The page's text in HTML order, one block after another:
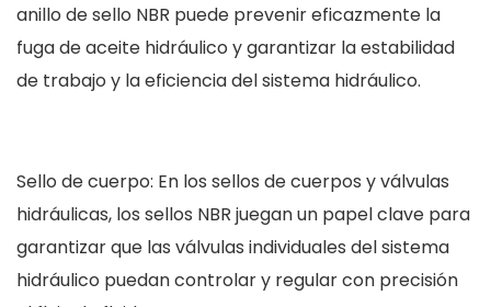
anillo de sello NBR puede prevenir eficazmente la
fuga de aceite hidráulico y garantizar la estabilidad
de trabajo y la eficiencia del sistema hidráulico.
Sello de cuerpo: En los sellos de cuerpos y válvulas
hidráulicas, los sellos NBR juegan un papel clave para
garantizar que las válvulas individuales del sistema
hidráulico puedan controlar y regular con precisión